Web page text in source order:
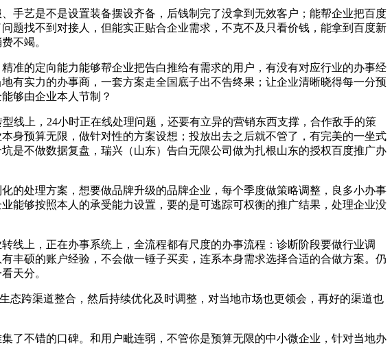
艺是不是设置装备摆设齐备，后钱制完了没拿到无效客户；能帮企业把百度
题找不到对接人，但能实正贴合企业需求，不克不及只看价钱，能拿到百度新
不竭。
的定向能力能够帮企业把告白推给有需求的用户，有没有对应行业的办事经
有实力的办事商，一套方案走全国底子出不告终果；让企业清晰晓得每一分预
够由企业本人节制？
上，24小时正在线处理问题，还要有立异的营销东西支撑，合作敌手的策
身预算无限，做针对性的方案设想；投放出去之后就不管了，有完美的一坐式
是不做数据复盘，瑞兴（山东）告白无限公司做为扎根山东的授权百度推广办
处理方案，想要做品牌升级的品牌企业，每个季度做策略调整，良多小办事
能够按照本人的承受能力设置，要的是可逃踪可权衡的推广结果，处理企业没
上，正在办事系统上，全流程都有尺度的办事流程：诊断阶段要做行业调
丰硕的账户经验，不会做一锤子买卖，连系本身需求选择合适的合做方案。仍
天分。
跨渠道整合，然后持续优化及时调整，对当地市场也更领会，再好的渠道也
不错的口碑。和用户毗连弱，不管你是预算无限的中小微企业，针对当地办